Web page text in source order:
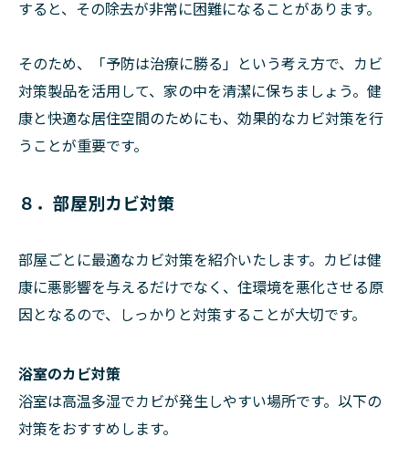
すると、その除去が非常に困難になることがあります。
そのため、「予防は治療に勝る」という考え方で、カビ
対策製品を活用して、家の中を清潔に保ちましょう。健
康と快適な居住空間のためにも、効果的なカビ対策を行
うことが重要です。
８．部屋別カビ対策
部屋ごとに最適なカビ対策を紹介いたします。カビは健
康に悪影響を与えるだけでなく、住環境を悪化させる原
因となるので、しっかりと対策することが大切です。
浴室のカビ対策
浴室は高温多湿でカビが発生しやすい場所です。以下の
対策をおすすめします。